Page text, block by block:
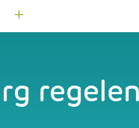
regelen